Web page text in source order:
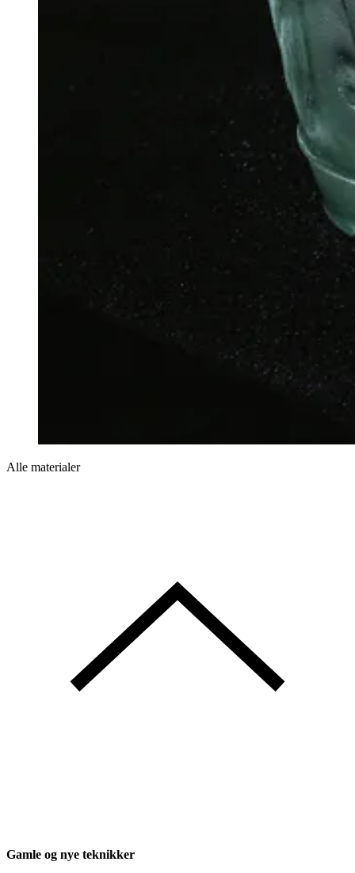
Alle materialer
Gamle og nye teknikker